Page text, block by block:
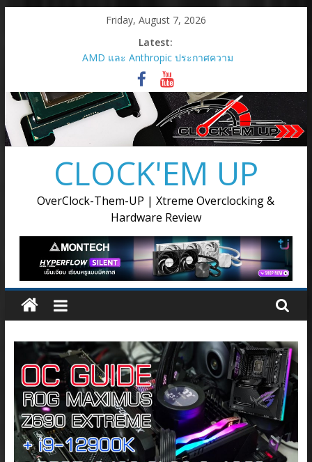
Friday, August 7, 2026
Latest:
AMD และ Anthropic ประกาศความ
ร่วมมือเชิงกลยุทธ์เพื่อเปิดใช้กราฟิก
การ์ด AMD Instinct MI450 Series
สูงสุด 2 กิกะวัตต์
AMD เปิดตัวกราฟิกการ์ด Radeon RX
9050
เมื่อการ์ดจอไม่ได้มีหน้าที่แค่เรนเดอร์
ภาพ แต่ต้องขับเคลื่อนทุกขั้นตอนของ
การสร้างสรรค์
AMD เปิดตัวโซลูชันการประมวลผล
แบบครบวงจรสำหรับยุค Agentic AI ณ
งาน Advancing AI 2026
Supermicro แต่งตั้ง Ascenti เป็น
ตัวแทนจำหน่ายอย่างเป็นทางการ
พร้อมลุยตลาด AI Infrastructure ขุม
พลังประมวลผล AI ตั้งแต่ระดับเริ่มต้น
CLOCK'EM UP
OverClock-Them-UP | Xtreme Overclocking &
Hardware Review